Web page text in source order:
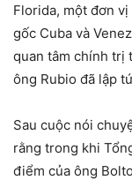
Florida, một đơn
gốc Cuba và
quan tâm chính trị
ông Rubio đã lập
Sau cuộc nói
rằng trong khi
điểm của ông